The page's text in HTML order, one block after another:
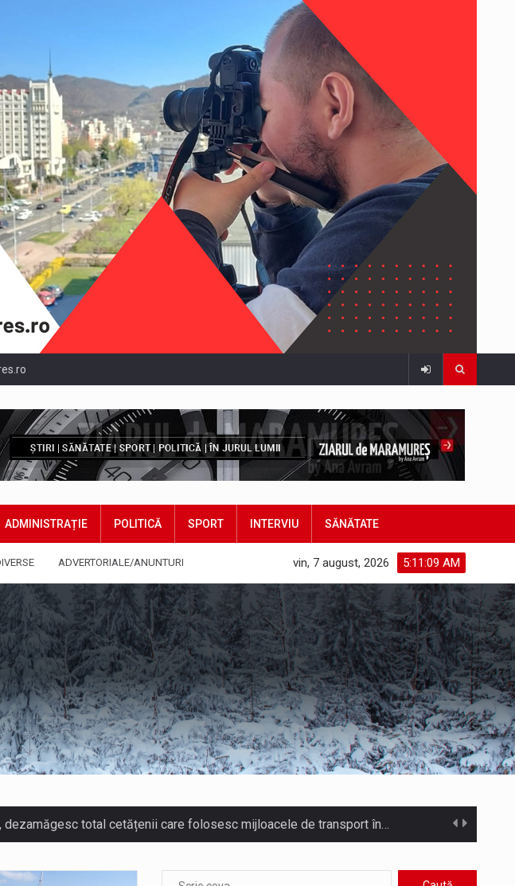
ADMINISTRAȚIE POLITICĂ SPORT INTERVIU SĂNĂTATE
ADVERTORIALE/ANUNTURI 5:11:11 AM
vin, 7 august, 2026
Municipiul Baia Mare, prin Serviciul Public Comunitar Local de Evidență a Persoanelor - Serviciul Evidența Persoanelor, îi informează pe cetățenii…